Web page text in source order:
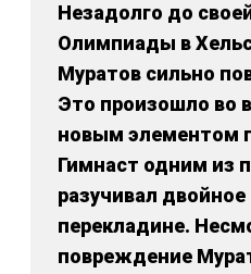
Незадолго до
Олимпиады в
Муратов сильно
Это произошло во
новым элементом
Гимнаст одним из
разучивал двойное
перекладине.
повреждение